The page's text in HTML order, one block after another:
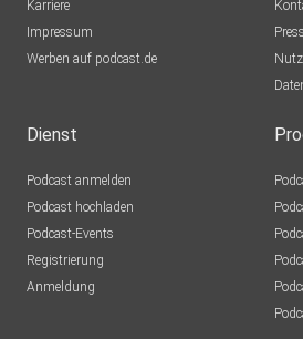
Karriere
Impressum
Werben auf podcast.de
Dienst
Podcast anmelden
Podcast hochladen
Podcast-Events
Registrierung
Anmeldung